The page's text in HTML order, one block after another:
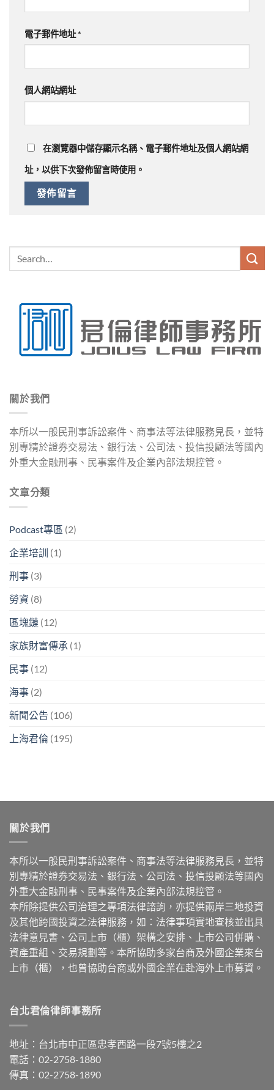
電子郵件地址*
個人網站網址
在瀏覽器中儲存顯示名稱、電子郵件地址及個人網站網
址，以供下次發佈留言時使用。
關於我們
本所以一般民刑事訴訟案件、商事法等法律服務見長，並特
別專精於證券交易法、銀行法、公司法、投信投顧法等國內
外重大金融刑事、民事案件及企業內部法規控管。
文章分類
Podcast專區 (2)
企業培訓 (1)
刑事 (3)
勞資 (8)
區塊鏈 (12)
家族財富傳承 (1)
民事 (12)
海事 (2)
新聞公告 (106)
上海君倫 (195)
關於我們
本所以一般民刑事訴訟案件、商事法等法律服務見長，並特
別專精於證券交易法、銀行法、公司法、投信投顧法等國內
外重大金融刑事、民事案件及企業內部法規控管。
本所除提供公司治理之專項法律諮詢，亦提供兩岸三地投資
及其他跨國投資之法律服務，如：法律事項實地查核並出具
法律意見書、公司上市（櫃）架構之安排、上市公司併購、
資產重組、交易規劃等。本所協助多家台商及外國企業來台
上市（櫃），也曾協助台商或外國企業在赴海外上市募資。
台北君倫律師事務所
地址：台北市中正區忠孝西路一段7號5樓之2
電話：02-2758-1880
傳真：02-2758-1890